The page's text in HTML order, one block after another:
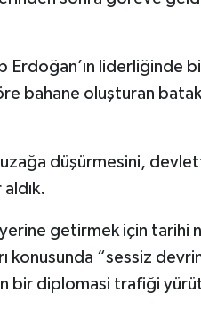
Erdoğan’ın liderliğinde
bahane oluşturan
düşürmesini,
getirmek için tarihi
konusunda “sessiz
bir diplomasi trafiği